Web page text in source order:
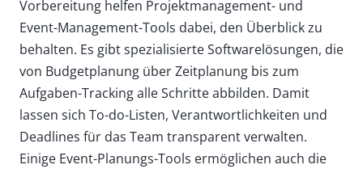
Vorbereitung helfen Projektmanagement- und
Event-Management-Tools dabei, den Überblick zu
behalten. Es gibt spezialisierte Softwarelösungen, die
von Budgetplanung über Zeitplanung bis zum
Aufgaben-Tracking alle Schritte abbilden. Damit
lassen sich To-do-Listen, Verantwortlichkeiten und
Deadlines für das Team transparent verwalten.
Einige Event-Planungs-Tools ermöglichen auch die